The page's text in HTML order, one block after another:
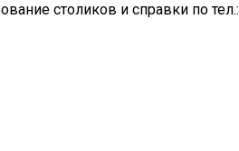
столиков и справки по тел.: